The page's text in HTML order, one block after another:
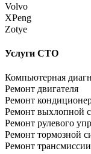
Volvo
XPeng
Zotye
Услуги СТО
Компьютерная
Ремонт двигателя
Ремонт
Ремонт выхлопной
Ремонт рулевого
Ремонт тормозной
Ремонт